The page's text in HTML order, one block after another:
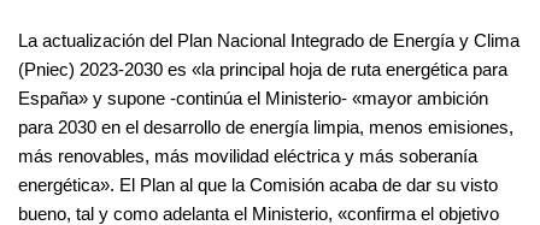
La actualización del Plan Nacional Integrado de Energía y Clima
(Pniec) 2023-2030 es «la principal hoja de ruta energética para
España» y supone -continúa el Ministerio- «mayor ambición
para 2030 en el desarrollo de energía limpia, menos emisiones,
más renovables, más movilidad eléctrica y más soberanía
energética». El Plan al que la Comisión acaba de dar su visto
bueno, tal y como adelanta el Ministerio, «confirma el objetivo